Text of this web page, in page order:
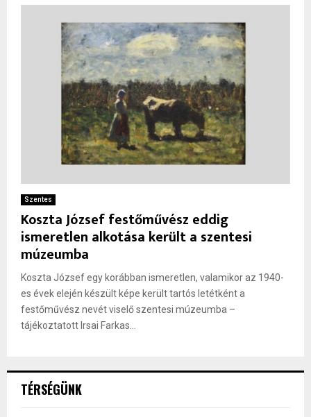
Szentes
Koszta József festőművész eddig
ismeretlen alkotása került a szentesi
múzeumba
Koszta József egy korábban ismeretlen, valamikor az 1940-
es évek elején készült képe került tartós letétként a
festőművész nevét viselő szentesi múzeumba –
tájékoztatott Irsai Farkas...
TÉRSÉGÜNK